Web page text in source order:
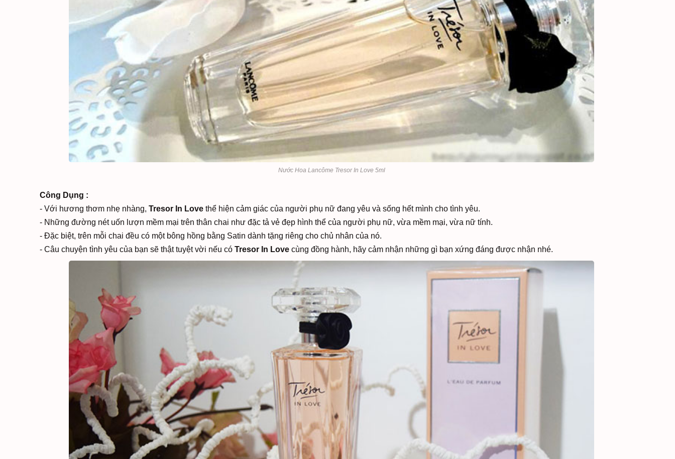
Nước Hoa Lancôme Tresor In Love 5ml
Công Dụng :
- Với hương thơm nhẹ nhàng, Tresor In Love thể hiện cảm giác của người phụ nữ đang yêu và sống hết mình cho tình yêu.
- Những đường nét uốn lượn mềm mại trên thân chai như đặc tả vẻ đẹp hình thể của người phụ nữ, vừa mềm mại, vừa nữ tính.
- Đặc biệt, trên mỗi chai đều có một bông hồng bằng Satin dành tặng riêng cho chủ nhân của nó.
- Câu chuyện tình yêu của bạn sẽ thật tuyệt vời nếu có Tresor In Love cùng đồng hành, hãy cảm nhận những gì bạn xứng đáng được nhận nhé.